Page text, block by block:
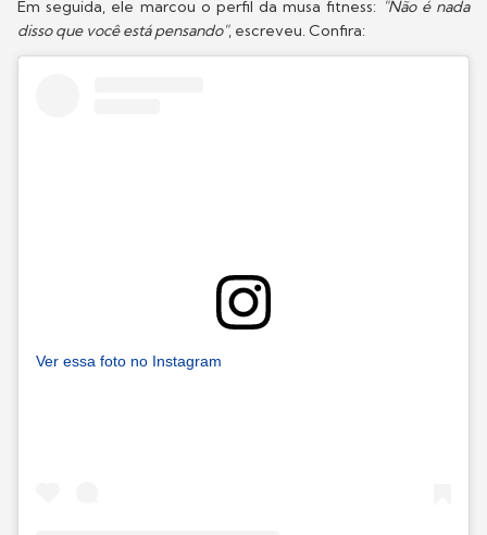
Em seguida, ele marcou o perfil da musa fitness: "Não é nada
disso que você está pensando", escreveu. Confira:
Ver essa foto no Instagram